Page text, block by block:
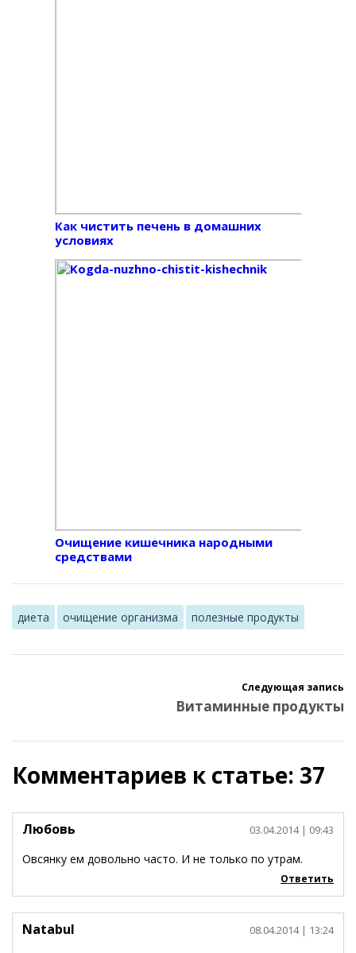
Как чистить печень в домашних
условиях
Очищение кишечника народными
средствами
диета очищение организма полезные продукты
Следующая запись
Витаминные продукты
Комментариев к статье: 37
Любовь 03.04.2014 | 09:43
Овсянку ем довольно часто. И не только по утрам.
Ответить
Natabul 08.04.2014 | 13:24